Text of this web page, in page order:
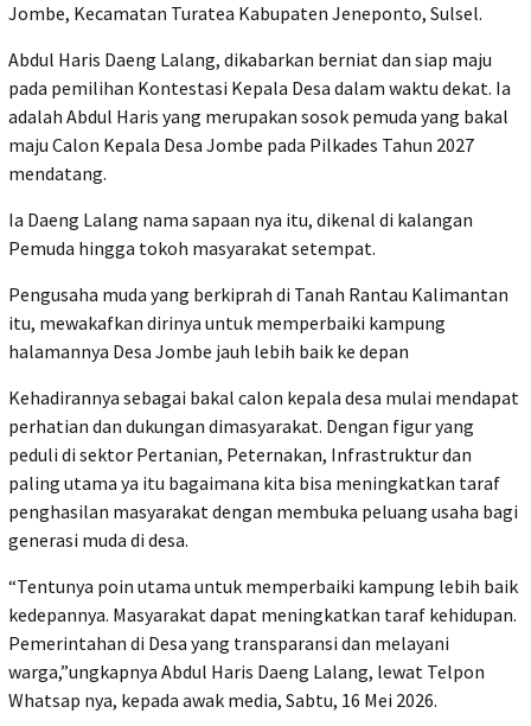
Jombe, Kecamatan Turatea Kabupaten Jeneponto, Sulsel.
Abdul Haris Daeng Lalang, dikabarkan berniat dan siap maju
pada pemilihan Kontestasi Kepala Desa dalam waktu dekat. Ia
adalah Abdul Haris yang merupakan sosok pemuda yang bakal
maju Calon Kepala Desa Jombe pada Pilkades Tahun 2027
mendatang.
Ia Daeng Lalang nama sapaan nya itu, dikenal di kalangan
Pemuda hingga tokoh masyarakat setempat.
Pengusaha muda yang berkiprah di Tanah Rantau Kalimantan
itu, mewakafkan dirinya untuk memperbaiki kampung
halamannya Desa Jombe jauh lebih baik ke depan
Kehadirannya sebagai bakal calon kepala desa mulai mendapat
perhatian dan dukungan dimasyarakat. Dengan figur yang
peduli di sektor Pertanian, Peternakan, Infrastruktur dan
paling utama ya itu bagaimana kita bisa meningkatkan taraf
penghasilan masyarakat dengan membuka peluang usaha bagi
generasi muda di desa.
“Tentunya poin utama untuk memperbaiki kampung lebih baik
kedepannya. Masyarakat dapat meningkatkan taraf kehidupan.
Pemerintahan di Desa yang transparansi dan melayani
warga,”ungkapnya Abdul Haris Daeng Lalang, lewat Telpon
Whatsap nya, kepada awak media, Sabtu, 16 Mei 2026.